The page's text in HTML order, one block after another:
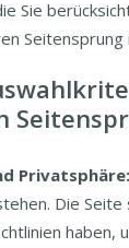
Sie
Seitensprung
Privatsphäre:
Die Seite
haben,